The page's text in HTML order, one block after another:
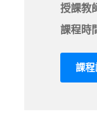
授課教
課程時
課